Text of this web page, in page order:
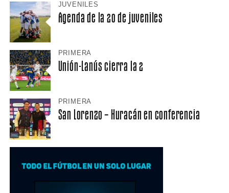
JUVENILES
Agenda de la 20 de juveniles
PRIMERA
Unión-Lanús cierra la 2
PRIMERA
San Lorenzo – Huracán en conferencia